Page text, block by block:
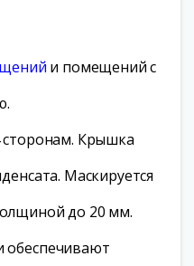
и помещений с
Крышка
Маскируется
до 20 мм.